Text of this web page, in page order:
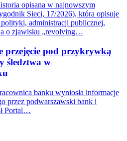
opisana w najnowszym
Sieci, 17/2026), która opisuje
administracji publicznej,
o zjawisku „revolving…
przejęcie pod przykrywką
śledztwa w
banku wyniosła informacje
przez podwarszawski bank i
Portal…